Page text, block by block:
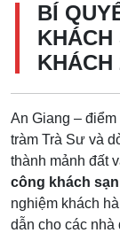
BÍ
KHÁCH
KHÁCH
An Giang –
tràm Trà Sư và
thành mảnh đất
công khách
nghiệm khách
dẫn cho các nhà